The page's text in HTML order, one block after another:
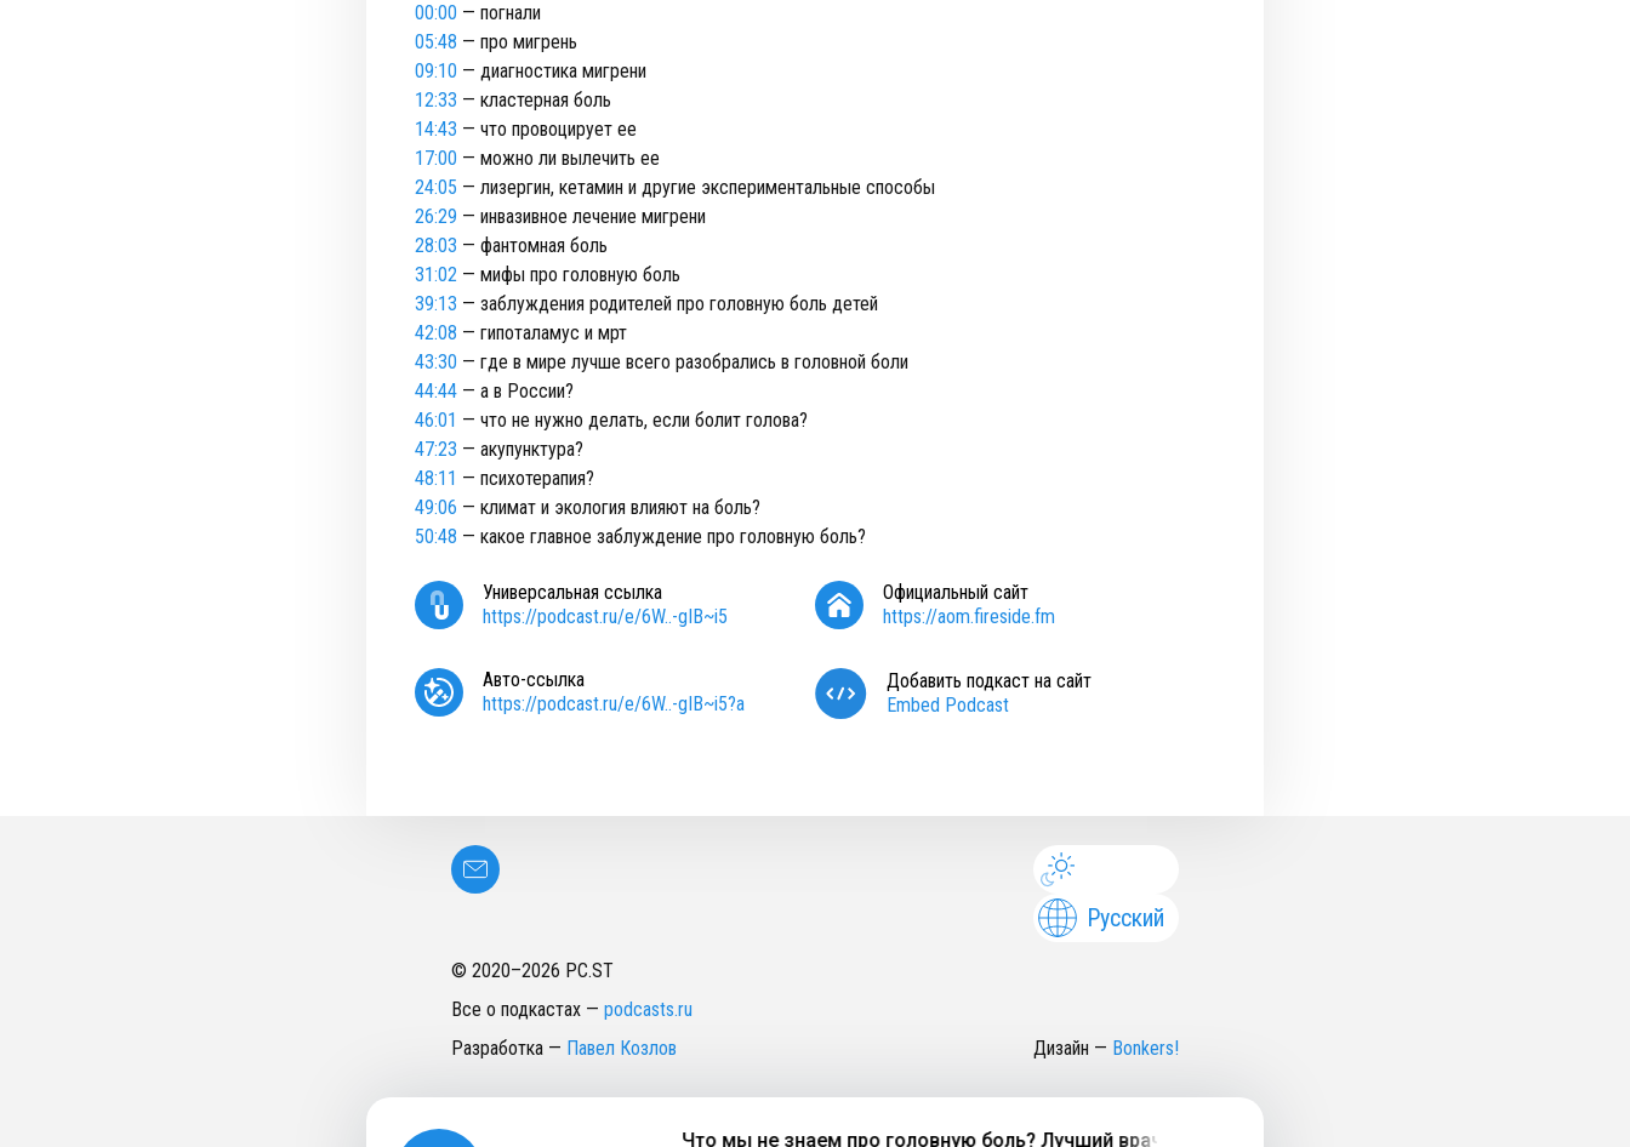
00:00 — погнали
05:48 — про мигрень
09:10 — диагностика мигрени
12:33 — кластерная боль
14:43 — что провоцирует ее
17:00 — можно ли вылечить ее
24:05 — лизергин, кетамин и другие экспериментальные способы
26:29 — инвазивное лечение мигрени
28:03 — фантомная боль
31:02 — мифы про головную боль
39:13 — заблуждения родителей про головную боль детей
42:08 — гипоталамус и мрт
43:30 — где в мире лучше всего разобрались в головной боли
44:44 — а в России?
46:01 — что не нужно делать, если болит голова?
47:23 — акупунктура?
48:11 — психотерапия?
49:06 — климат и экология влияют на боль?
50:48 — какое главное заблуждение про головную боль?
Универсальная ссылка
https://podcast.ru/e/6W..-gIB~i5
Официальный сайт
https://aom.fireside.fm
Авто-ссылка
https://podcast.ru/e/6W..-gIB~i5?a
Добавить подкаст на сайт
Embed Podcast
Русский
© 2020–2026 PC.ST
Все о подкастах — podcasts.ru
Разработка — Павел Козлов Дизайн — Bonkers!
Что мы не знаем про головную боль? Лучший врач в Европе про мигрень, кластерную и фантомную